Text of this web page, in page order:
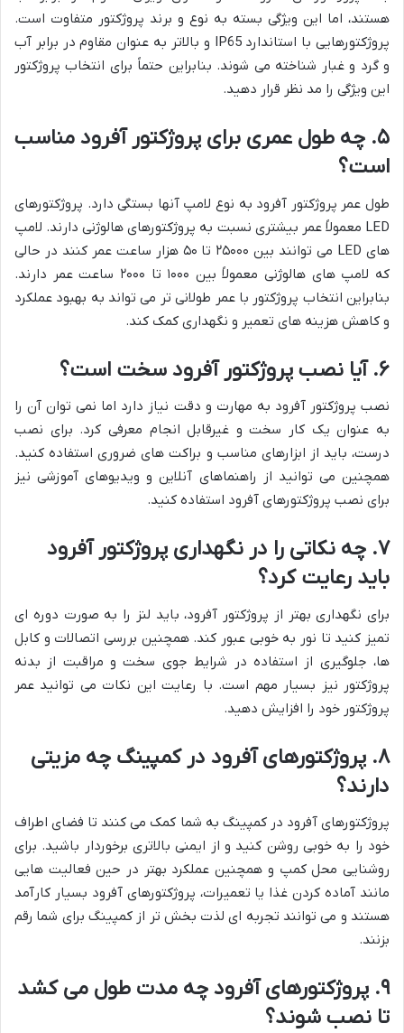
هستند، اما این ویژگی بسته به نوع و برند پروژکتور متفاوت است.
پروژکتورهایی با استاندارد IP65 و بالاتر به عنوان مقاوم در برابر آب
و گرد و غبار شناخته می شوند. بنابراین حتماً برای انتخاب پروژکتور
این ویژگی را مد نظر قرار دهید.
۵. چه طول عمری برای پروژکتور آفرود مناسب
است؟
طول عمر پروژکتور آفرود به نوع لامپ آنها بستگی دارد. پروژکتورهای
LED معمولاً عمر بیشتری نسبت به پروژکتورهای هالوژنی دارند. لامپ
های LED می توانند بین ۲۵۰۰۰ تا ۵۰ هزار ساعت عمر کنند در حالی
که لامپ های هالوژنی معمولاً بین ۱۰۰۰ تا ۲۰۰۰ ساعت عمر دارند.
بنابراین انتخاب پروژکتور با عمر طولانی تر می تواند به بهبود عملکرد
و کاهش هزینه های تعمیر و نگهداری کمک کند.
۶. آیا نصب پروژکتور آفرود سخت است؟
نصب پروژکتور آفرود به مهارت و دقت نیاز دارد اما نمی توان آن را
به عنوان یک کار سخت و غیرقابل انجام معرفی کرد. برای نصب
درست، باید از ابزارهای مناسب و براکت های ضروری استفاده کنید.
همچنین می توانید از راهنماهای آنلاین و ویدیوهای آموزشی نیز
برای نصب پروژکتورهای آفرود استفاده کنید.
۷. چه نکاتی را در نگهداری پروژکتور آفرود
باید رعایت کرد؟
برای نگهداری بهتر از پروژکتور آفرود، باید لنز را به صورت دوره ای
تمیز کنید تا نور به خوبی عبور کند. همچنین بررسی اتصالات و کابل
ها، جلوگیری از استفاده در شرایط جوی سخت و مراقبت از بدنه
پروژکتور نیز بسیار مهم است. با رعایت این نکات می توانید عمر
پروژکتور خود را افزایش دهید.
۸. پروژکتورهای آفرود در کمپینگ چه مزیتی
دارند؟
پروژکتورهای آفرود در کمپینگ به شما کمک می کنند تا فضای اطراف
خود را به خوبی روشن کنید و از ایمنی بالاتری برخوردار باشید. برای
روشنایی محل کمپ و همچنین عملکرد بهتر در حین فعالیت هایی
مانند آماده کردن غذا یا تعمیرات، پروژکتورهای آفرود بسیار کارآمد
هستند و می توانند تجربه ای لذت بخش تر از کمپینگ برای شما رقم
بزنند.
۹. پروژکتورهای آفرود چه مدت طول می کشد
تا نصب شوند؟